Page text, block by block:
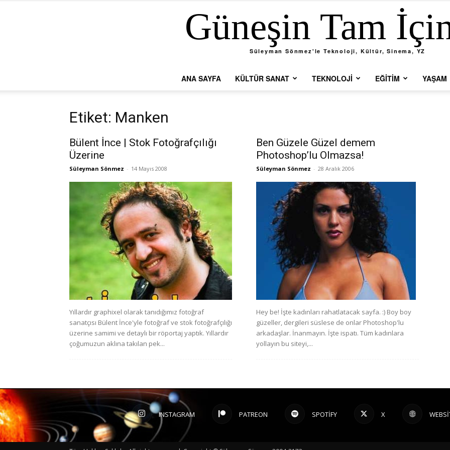
Güneşin Tam
Süleyman Sönmez'le Teknoloji, Kültür, Sinema, YZ
ANA SAYFA KÜLTÜR SANAT TEKNOLOJI EĞITIM YAŞAM
Etiket: Manken
Bülent İnce | Stok Fotoğrafçılığı
Üzerine
Süleyman Sönmez - 14 Mayıs 2008
Yıllardır graphixel olarak tanıdığımız fotoğraf
sanatçısı Bülent İnce'yle fotoğraf ve stok fotoğrafçılığı
üzerine samimi ve detaylı bir röportaj yaptık. Yıllardır
çoğumuzun aklına takılan pek...
Ben Güzele Güzel demem
Photoshop’lu Olmazsa!
Süleyman Sönmez - 28 Aralık 2006
Hey be! İşte kadınları rahatlatacak sayfa. :) Boy boy
güzeller, dergileri süslese de onlar Photoshop'lu
arkadaşlar. İnanmayın. İşte ispatı. Tüm kadınlara
yollayın bu siteyi,...
INSTAGRAM PATREON SPOTIFY X